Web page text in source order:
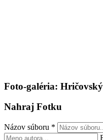
Foto-galéria:
Nahraj Fotku
Názov súboru *